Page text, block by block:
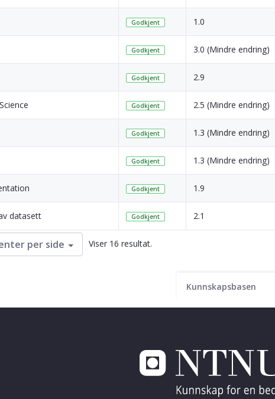
Kunnskapsbasen
Godkjent 1.0
Godkjent 3.0 (Mindre endring)
Godkjent 2.9
Godkjent 2.5 (Mindre endring)
Godkjent 1.3 (Mindre endring)
Godkjent 1.3 (Mindre endring)
Godkjent 1.9
datasett Godkjent 2.1
per side Viser 16 resultat.